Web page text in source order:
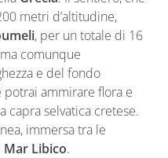
metri d’altitudine,
, per un totale di 16
comunque
e del fondo
potrai ammirare flora e
capra selvatica cretese.
immersa tra le
Mar Libico.